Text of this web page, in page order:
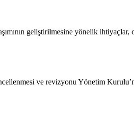
geliştirilmesine yönelik
ve revizyonu Yönetim